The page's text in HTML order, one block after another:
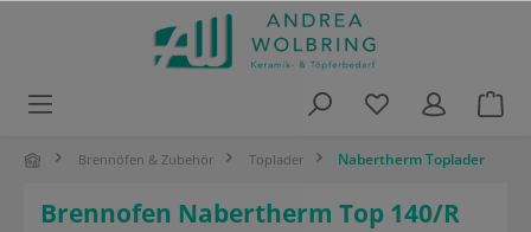
Brennöfen & Zubehör Toplader Nabertherm Toplader
Brennofen Nabertherm Top 140/R